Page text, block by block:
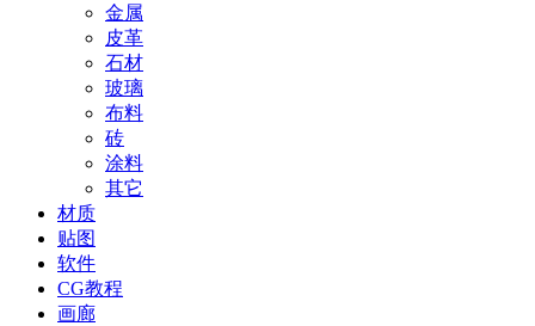
金属
皮革
石材
玻璃
布料
砖
涂料
其它
材质
贴图
软件
CG教程
画廊